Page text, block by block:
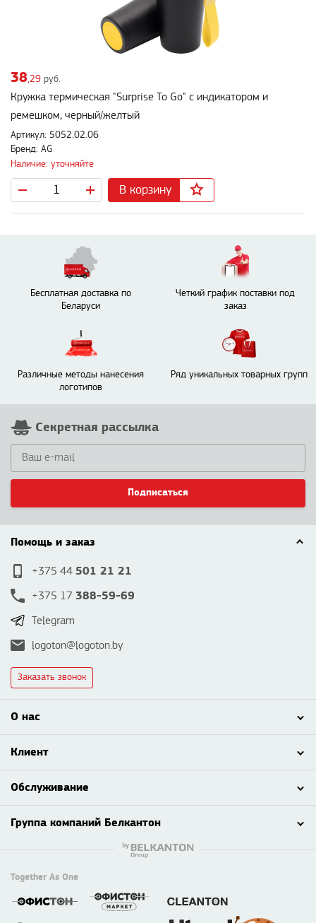
38,29 руб.
Кружка термическая "Surprise To Go" с индикатором и
ремешком, черный/желтый
Артикул: 5052.02.06
Бренд: AG
Наличие: уточняйте
В корзину
Бесплатная доставка по
Беларуси
Четкий график поставки под
заказ
Различные методы нанесения
логотипов
Ряд уникальных товарных групп
Секретная рассылка
Подписаться
Помощь и заказ
+375 44 501 21 21
+375 17 388-59-69
Telegram
logoton@logoton.by
Заказать звонок
О нас
Клиент
Обслуживание
Группа компаний Белкантон
Together As One